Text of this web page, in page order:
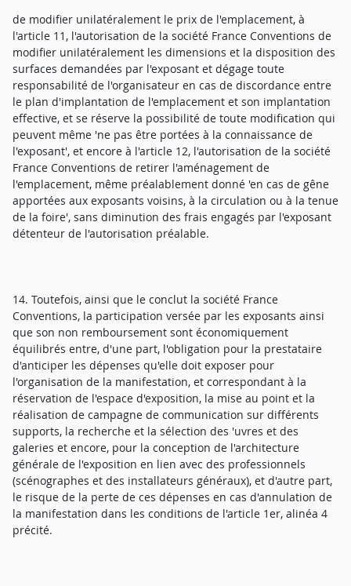
de modifier unilatéralement le prix de l'emplacement, à
l'article 11, l'autorisation de la société France Conventions de
modifier unilatéralement les dimensions et la disposition des
surfaces demandées par l'exposant et dégage toute
responsabilité de l'organisateur en cas de discordance entre
le plan d'implantation de l'emplacement et son implantation
effective, et se réserve la possibilité de toute modification qui
peuvent même 'ne pas être portées à la connaissance de
l'exposant', et encore à l'article 12, l'autorisation de la société
France Conventions de retirer l'aménagement de
l'emplacement, même préalablement donné 'en cas de gêne
apportées aux exposants voisins, à la circulation ou à la tenue
de la foire', sans diminution des frais engagés par l'exposant
détenteur de l'autorisation préalable.
14. Toutefois, ainsi que le conclut la société France
Conventions, la participation versée par les exposants ainsi
que son non remboursement sont économiquement
équilibrés entre, d'une part, l'obligation pour la prestataire
d'anticiper les dépenses qu'elle doit exposer pour
l'organisation de la manifestation, et correspondant à la
réservation de l'espace d'exposition, la mise au point et la
réalisation de campagne de communication sur différents
supports, la recherche et la sélection des 'uvres et des
galeries et encore, pour la conception de l'architecture
générale de l'exposition en lien avec des professionnels
(scénographes et des installateurs généraux), et d'autre part,
le risque de la perte de ces dépenses en cas d'annulation de
la manifestation dans les conditions de l'article 1er, alinéa 4
précité.